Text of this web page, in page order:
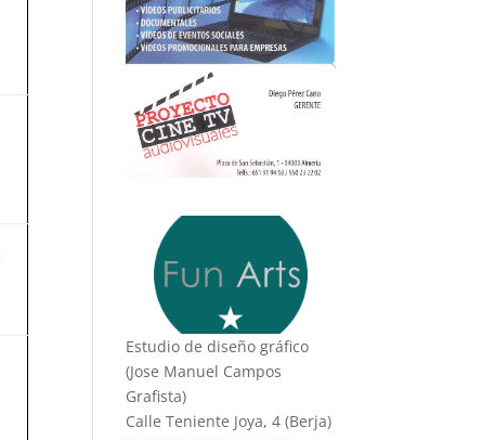
Estudio de diseño gráfico
(Jose Manuel Campos
Grafista)
Calle Teniente Joya, 4 (Berja)